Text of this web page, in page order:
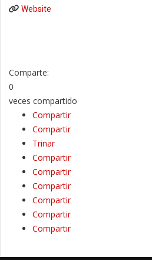
Website
Comparte:
0
veces compartido
Compartir
Compartir
Trinar
Compartir
Compartir
Compartir
Compartir
Compartir
Compartir